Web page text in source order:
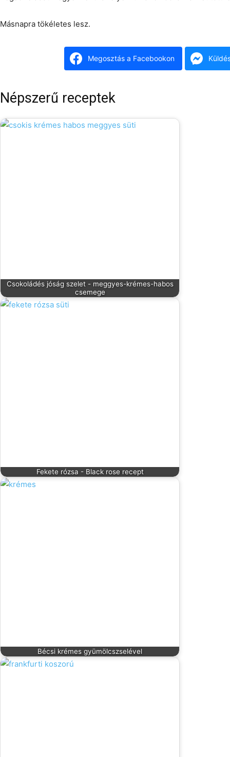
Másnapra tökéletes lesz.
Megosztás a Facebookon
Népszerű receptek
Csokoládés jóság szelet - meggyes-krémes-habos
csemege
Fekete rózsa - Black rose recept
Bécsi krémes gyümölcszselével